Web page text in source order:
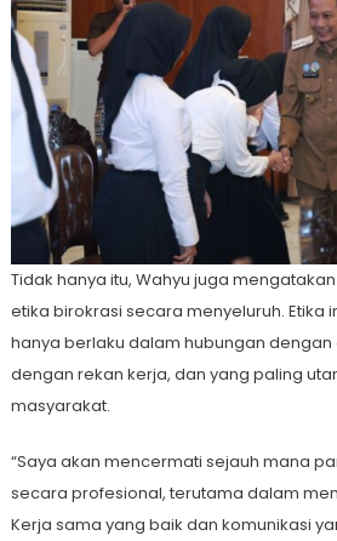
Tidak hanya itu, Wahyu juga
etika birokrasi secara menyeluruh. Etika
hanya berlaku dalam hubungan dengan
dengan rekan kerja, dan yang paling
masyarakat.
“Saya akan mencermati sejauh mana
secara profesional, terutama dalam
Kerja sama yang baik dan komunikasi